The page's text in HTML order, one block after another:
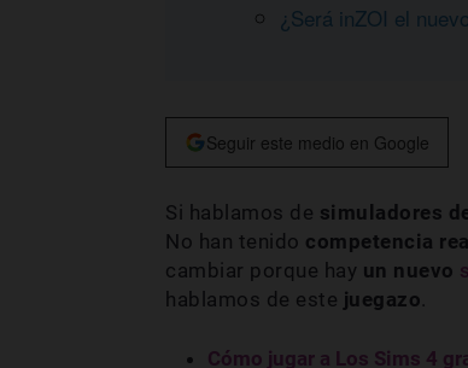
¿Será inZOI el
Seguir este medio en Google
Si hablamos de simuladores
No han tenido competencia
cambiar porque hay un nuevo
hablamos de este juegazo
Cómo jugar a Los Sims 4